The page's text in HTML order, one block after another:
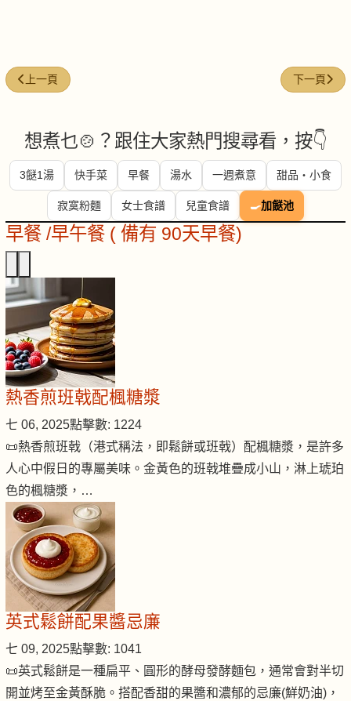
上一篇文章: 中秋月餅淺嚐更健康
上一頁 下一篇文章
下一頁
想煮乜🍲？跟住大家熱門搜尋看，按👇
3餸1湯 快手菜 早餐 湯水 一週煮意 甜品・小食
寂寞粉麵 女士食譜 兒童食譜 🍳加餸池
早餐 /早午餐 ( 備有 90天早餐)
熱香煎班戟配楓糖漿
七 06, 2025點擊數: 1224
📜熱香煎班戟（港式稱法，即鬆餅或班戟）配楓糖漿，是許多
人心中假日的專屬美味。金黃色的班戟堆疊成小山，淋上琥珀
色的楓糖漿，…
英式鬆餅配果醬忌廉
七 09, 2025點擊數: 1041
📜英式鬆餅是一種扁平、圓形的酵母發酵麵包，通常會對半切
開並烤至金黃酥脆。搭配香甜的果醬和濃郁的忌廉(鮮奶油)，